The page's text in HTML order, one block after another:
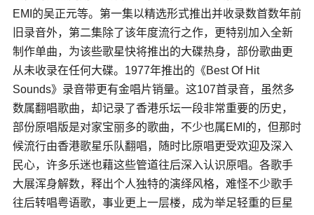
EMI的吴正元等。第一集以精选形式推出并收录数首数年前
旧录音外，第二集除了该年度流行之作，更特别加入全新
制作单曲，为该些歌星快将推出的大碟热身，部份歌曲更
从未收录在任何大碟。1977年推出的《Best Of Hit
Sounds》录音带更有金唱片销量。这107首录音，虽然多
数属翻唱歌曲，却记录了香港乐坛一段非常重要的历史，
部份原唱版是对家宝丽多的歌曲，不少也属EMI的，但那时
候流行由香港歌星乐队翻唱，随时比原唱更受欢迎及深入
民心，许多乐迷也藉这些管道往后深入认识原唱。各歌手
大展浑身解数，释出个人独特的演绎风格，难怪不少歌手
往后转唱粤语歌，事业更上一层楼，成为举足轻重的巨星